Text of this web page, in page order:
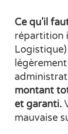
Ce qu'il
répartition
montant
et garanti.
mauvaise